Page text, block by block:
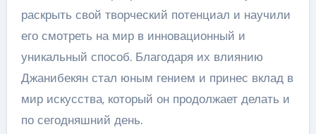
раскрыть свой творческий потенциал и научили
его смотреть на мир в инновационный и
уникальный способ. Благодаря их влиянию
Джанибекян стал юным гением и принес вклад в
мир искусства, который он продолжает делать и
по сегодняшний день.